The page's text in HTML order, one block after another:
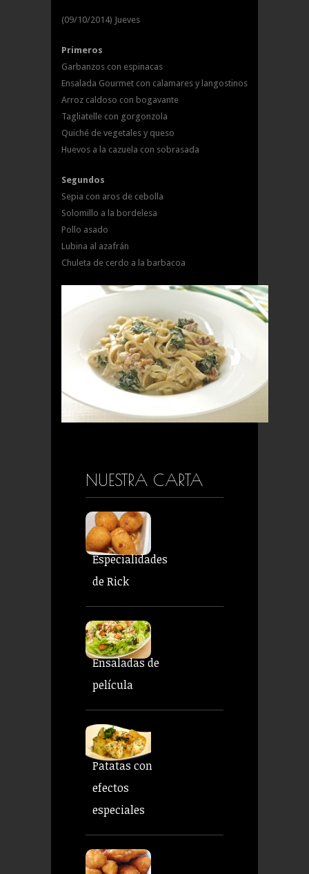
(09/10/2014) Jueves
Primeros
Garbanzos con espinacas
Ensalada Gourmet con calamares y langostinos
Arroz caldoso con bogavante
Tagliatelle con gorgonzola
Quiché de vegetales y queso
Huevos a la cazuela con sobrasada
Segundos
Sepia con aros de cebolla
Solomillo a la bordelesa
Pollo asado
Lubina al azafrán
Chuleta de cerdo a la barbacoa
NUESTRA CARTA
Especialidades
de Rick
Ensaladas de
película
Patatas con
efectos
especiales